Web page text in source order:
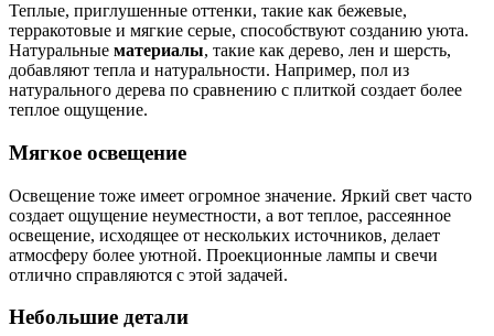
Теплые, приглушенные оттенки, такие как бежевые,
терракотовые и мягкие серые, способствуют созданию уюта.
Натуральные материалы, такие как дерево, лен и шерсть,
добавляют тепла и натуральности. Например, пол из
натурального дерева по сравнению с плиткой создает более
теплое ощущение.
Мягкое освещение
Освещение тоже имеет огромное значение. Яркий свет часто
создает ощущение неуместности, а вот теплое, рассеянное
освещение, исходящее от нескольких источников, делает
атмосферу более уютной. Проекционные лампы и свечи
отлично справляются с этой задачей.
Небольшие детали